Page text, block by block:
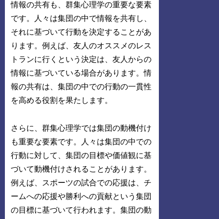
情報の共有も、群集心理学の重要な要素
です。人々は集団の中で情報を共有し、
それに基づいて行動を決定することがあ
ります。例えば、友人のオススメのレス
トランに行くという決定は、友人からの
情報に基づいている場合があります。情
報の共有は、集団の中での行動の一貫性
を高める役割を果たします。
さらに、群集心理学では集団の動機付け
も重要な要素です。人々は集団の中での
行動に対して、集団の目標や価値観に基
づいて動機付けされることがあります。
例えば、スポーツの試合での応援は、チ
ームへの応援や勝利への貢献という集団
の目標に基づいて行われます。集団の動